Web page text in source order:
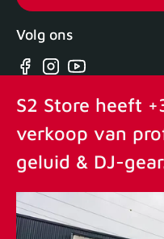
Volg ons
Facebook
Instagram
YouTube
S2 Store heeft
verkoop van
geluid & DJ-